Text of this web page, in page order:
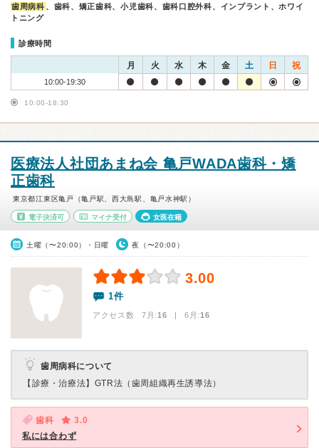
歯周病科 、歯科、矯正歯科、小児歯科、歯科口腔外科、インプラント、ホワイ
トニング
診療時間
月 火 水 木 金 土 日 祝
10:00-19:30
10:00-18:30
医療法人社団あまね会 亀戸WADA歯科・矯
正歯科
東京都江東区亀戸（亀戸駅、西大島駅、亀戸水神駅）
電子決済可 マイナ受付 女医在籍
土曜（〜20:00）・日曜 夜（〜20:00）
3.00
1件
アクセス数 7月:16 | 6月:16
歯周病科について
【診療・治療法】 GTR法（歯周組織再生誘導法）
歯科
3.0
私には合わず